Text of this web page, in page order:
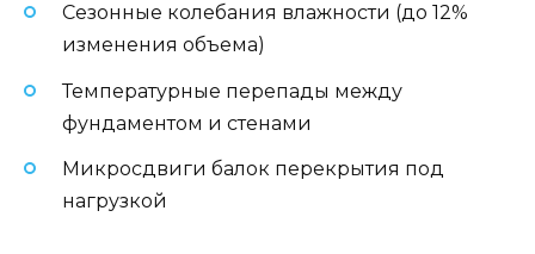
Сезонные колебания влажности (до 12%
изменения объема)
Температурные перепады между
фундаментом и стенами
Микросдвиги балок перекрытия под
нагрузкой